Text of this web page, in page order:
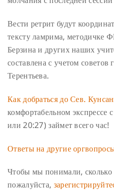
Вести ретрит будут
тексту ламрима, методичке
Берзина и других наших
составлена с учетом
Терентьева.
Как добраться до Сев.
комфортабельном экспрессе
или 20:27) займет всего час!
Ответы на другие
Чтобы мы понимали, сколько
пожалуйста,